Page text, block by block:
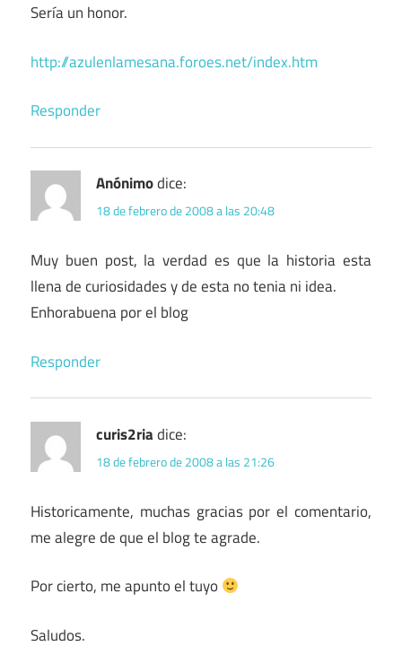
Sería un honor.
http://azulenlamesana.foroes.net/index.htm
Responder
Anónimodice:
18 de febrero de 2008 a las 20:48
Muy buen post, la verdad es que la historia esta
llena de curiosidades y de esta no tenia ni idea.
Enhorabuena por el blog
Responder
curis2riadice:
18 de febrero de 2008 a las 21:26
Historicamente, muchas gracias por el comentario,
me alegre de que el blog te agrade.
Por cierto, me apunto el tuyo
Saludos.